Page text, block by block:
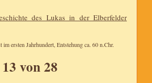
des Lukas in der Elberfelder
ersten Jahrhundert, Entstehung ca. 60 n.Chr.
von 28